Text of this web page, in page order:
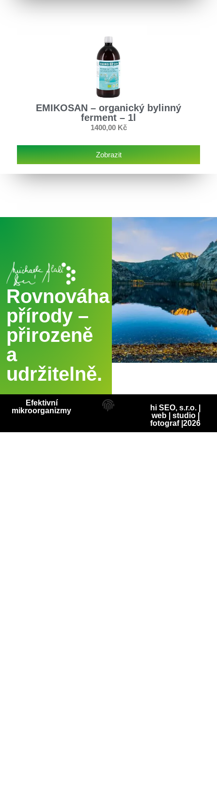
EMIKOSAN – organický bylinný
ferment – 1l
1400,00 Kč
Zobrazit
Rovnováha
přírody –
přirozeně
a
udržitelně.
hi SEO, s.r.o. |
web| studio|
fotograf|2026
Efektivní
mikroorganizmy